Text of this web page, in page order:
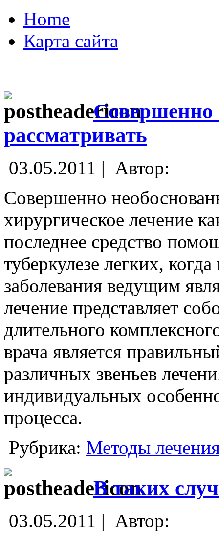
Home
Карта сайта
Совершенно
рассматривать
03.05.2011 | Автор:
Совершенно
хирургическое лечение
последнее средство
туберкулезе легких,
заболевания ведущим
лечение представляет
длительного
врача является
различных звеньев
индивидуальных
процесса.
Рубрика: Методы
В таких
03.05.2011 | Автор: